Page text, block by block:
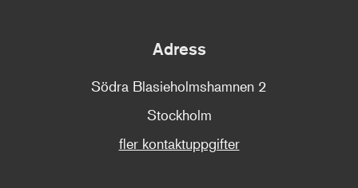
Adress
Södra Blasieholmshamnen 2
Stockholm
fler kontaktuppgifter